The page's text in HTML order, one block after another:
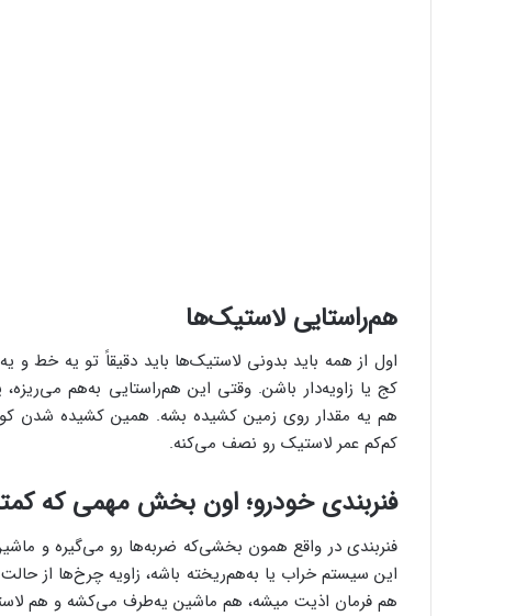
هم‌راستایی لاستیک‌ها
اول از همه باید بدونی لاستیک‌ها باید دقیقاً تو یه خط و
کج یا زاویه‌دار باشن. وقتی این هم‌راستایی به‌هم
هم یه مقدار روی زمین کشیده بشه. همین کشیده شدن
کم‌کم عمر لاستیک رو نصف می‌کنه.
فنربندی خودرو؛ اون بخش مهمی که
فنربندی در واقع همون بخشی‌که ضربه‌ها رو می‌گیره و
این سیستم خراب یا به‌هم‌ریخته باشه، زاویه چرخ‌ها از
هم فرمان اذیت میشه، هم ماشین یه‌طرف می‌کشه و هم